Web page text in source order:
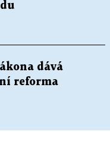
dává
reforma